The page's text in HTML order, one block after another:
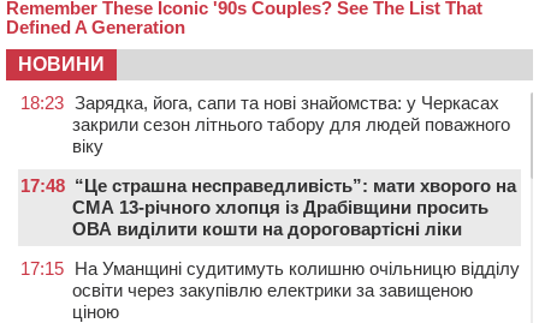
НОВИНИ
18:23 Зарядка, йога, сапи та нові знайомства: у Черкасах
закрили сезон літнього табору для людей поважного
віку
17:48 “Це страшна несправедливість”: мати хворого на
СМА 13-річного хлопця із Драбівщини просить
ОВА виділити кошти на дороговартісні ліки
17:15 На Уманщині судитимуть колишню очільницю відділу
освіти через закупівлю електрики за завищеною
ціною